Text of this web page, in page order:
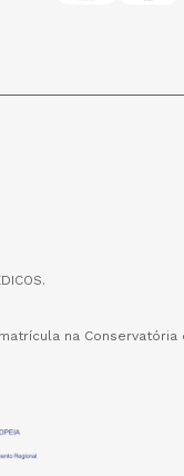
na